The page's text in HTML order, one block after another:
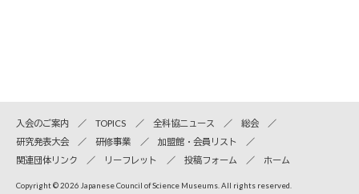
入会のご案内 TOPICS 全科協ニュース
総会
研究発表大会
研修事業
加盟館・会員リスト
関連団体リンク
リーフレット 投稿フォーム ホーム
Copyright © 2026 Japanese Council of Science Museums. All rights reserved.